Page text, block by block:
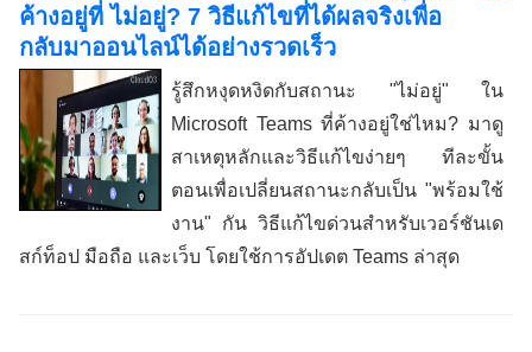
ค้างอยู่ที่ ไม่อยู่? 7 วิธีแก้ไขที่ได้ผลจริงเพื่อ
กลับมาออนไลน์ได้อย่างรวดเร็ว
รู้สึกหงุดหงิดกับสถานะ "ไม่อยู่" ใน
Microsoft Teams ที่ค้างอยู่ใช่ไหม? มาดู
สาเหตุหลักและวิธีแก้ไขง่ายๆ ทีละขั้น
ตอนเพื่อเปลี่ยนสถานะกลับเป็น "พร้อมใช้
งาน" กัน วิธีแก้ไขด่วนสำหรับเวอร์ชันเด
สก์ท็อป มือถือ และเว็บ โดยใช้การอัปเดต Teams ล่าสุด